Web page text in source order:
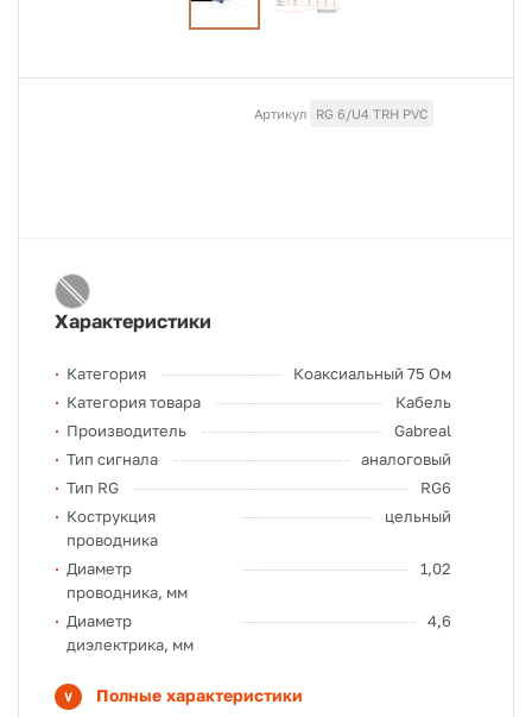
Артикул RG 6/U4 TRH PVC
Характеристики
Категория
Коаксиальный 75 Ом
Категория товара
Кабель
Производитель
Gabreal
Тип сигнала
аналоговый
Тип RG
RG6
Кострукция
проводника
цельный
Диаметр
проводника, мм
1,02
Диаметр
диэлектрика, мм
4,6
Полные характеристики